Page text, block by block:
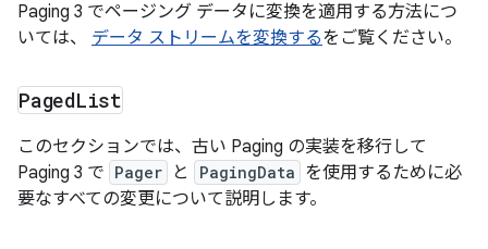
Paging 3 でページング データに変換を適用する方法につ
いては、 データ ストリームを変換するをご覧ください。
PagedList
このセクションでは、古い Paging の実装を移行して
Paging 3 で Pager と PagingData を使用するために必
要なすべての変更について説明します。